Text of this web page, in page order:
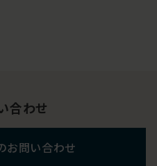
合わせ
お問い合わせ